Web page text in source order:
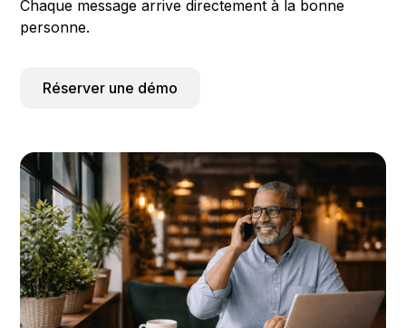
Chaque message arrive directement à la bonne
personne.
Réserver une démo